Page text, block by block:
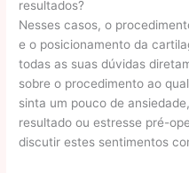
resultados?
Nesses casos, o
e o posicionamento da
todas as suas dúvidas
sobre o procedimento ao
sinta um pouco de
resultado ou estresse pré-
discutir estes sentimentos